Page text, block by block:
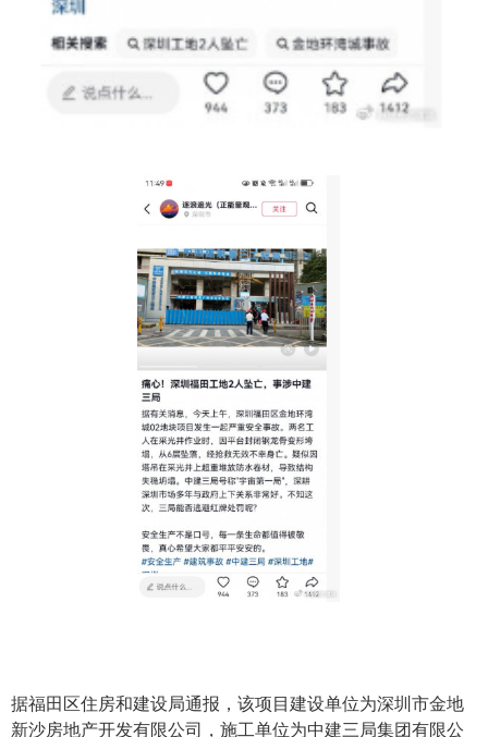
据福田区住房和建设局通报，该项目建设单位为深圳市金地
新沙房地产开发有限公司，施工单位为中建三局集团有限公